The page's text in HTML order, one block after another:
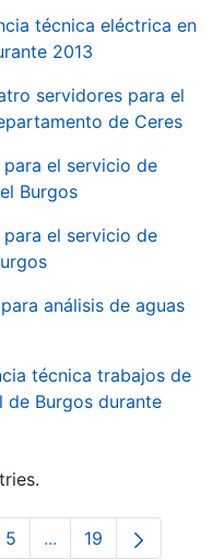
técnica eléctrica en
2013
servidores para el
de Ceres
el servicio de
Burgos
el servicio de
análisis de aguas
técnica trabajos de
de Burgos durante
Page
5 ...Intermediate Pages
Page
19